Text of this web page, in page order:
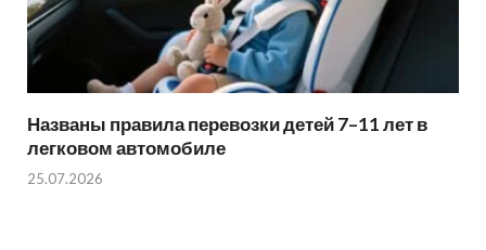
Названы правила перевозки детей 7–11 лет в
легковом автомобиле
25.07.2026